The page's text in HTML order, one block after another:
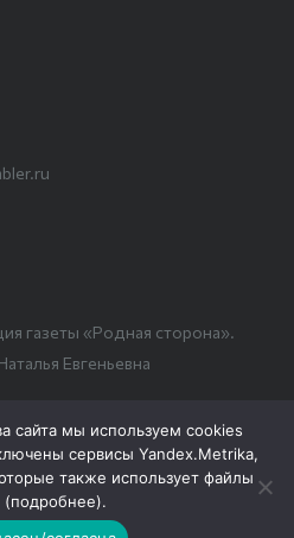
газеты «Родная сторона».
Евгеньевна
сайта мы используем cookies
сервисы Yandex.Metrika,
также использует файлы
(подробнее).